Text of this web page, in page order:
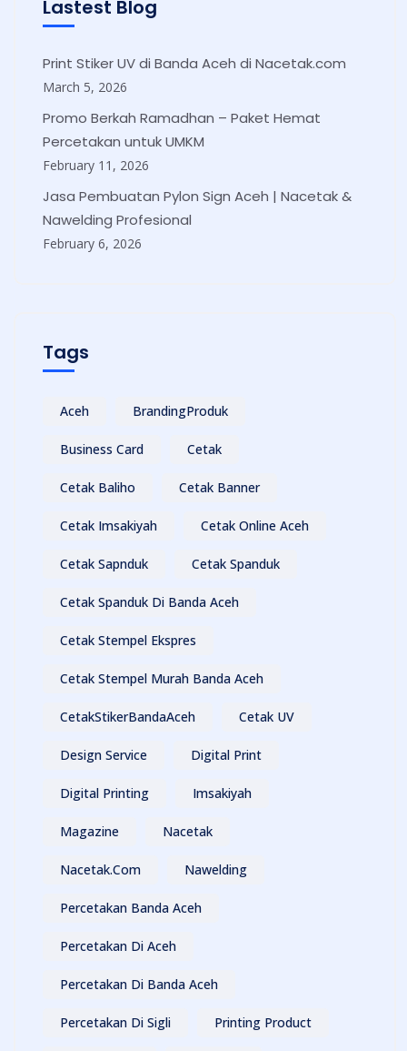
Lastest Blog
Print Stiker UV di Banda Aceh di Nacetak.com
March 5, 2026
Promo Berkah Ramadhan – Paket Hemat
Percetakan untuk UMKM
February 11, 2026
Jasa Pembuatan Pylon Sign Aceh | Nacetak &
Nawelding Profesional
February 6, 2026
Tags
Aceh BrandingProduk
Business Card Cetak
Cetak Baliho Cetak Banner
Cetak Imsakiyah Cetak Online Aceh
Cetak Sapnduk Cetak Spanduk
Cetak Spanduk Di Banda Aceh
Cetak Stempel Ekspres
Cetak Stempel Murah Banda Aceh
CetakStikerBandaAceh Cetak UV
Design Service Digital Print
Digital Printing Imsakiyah
Magazine Nacetak
Nacetak.com Nawelding
Percetakan Banda Aceh
Percetakan Di Aceh
Percetakan Di Banda Aceh
Percetakan Di Sigli Printing Product